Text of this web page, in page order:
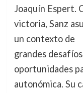
Joaquín Espert.
victoria, Sanz
un contexto de
grandes
oportunidades
autonómica. Su